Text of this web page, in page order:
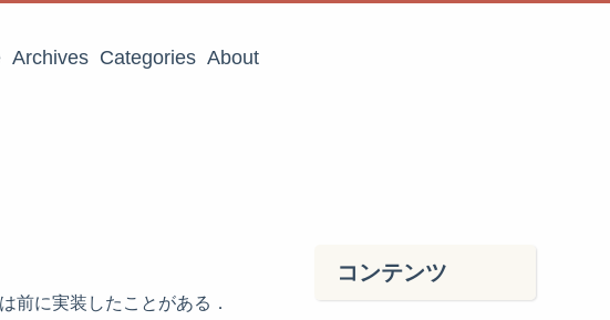
Archives Categories About
コンテンツ
前に実装したことがある．